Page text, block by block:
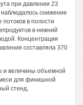
при давлении 23
снижение
в полости
в нижний
Концентрация
составляла 370
и величины объемной
для финишной
стенд,